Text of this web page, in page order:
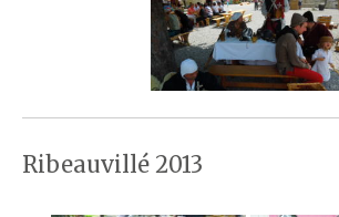
Ribeauvillé 2013